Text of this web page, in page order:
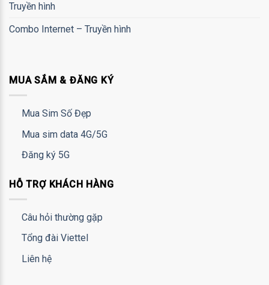
Truyền hình
Combo Internet – Truyền hình
MUA SẮM & ĐĂNG KÝ
Mua Sim Số Đẹp
Mua sim data 4G/5G
Đăng ký 5G
HỖ TRỢ KHÁCH HÀNG
Câu hỏi thường gặp
Tổng đài Viettel
Liên hệ